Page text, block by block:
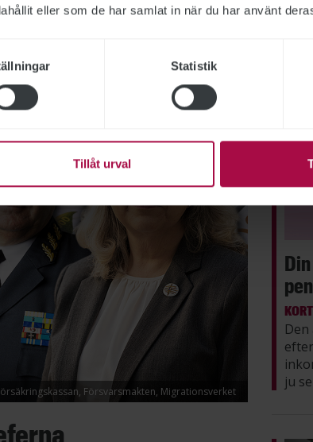
eller som de har samlat in när du har använt
Statistik
Tillåt urval
Försvarsmakten, Migrationsverket
ju